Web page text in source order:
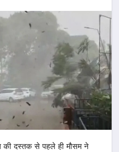
की दस्तक से पहले ही मौसम ने